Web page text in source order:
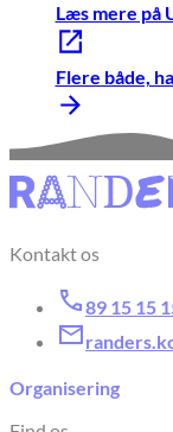
Læs mere på
Flere både,
Kontakt os
89 15 15
Organisering